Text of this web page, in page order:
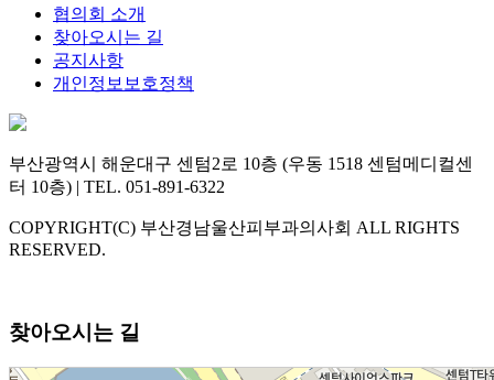
협의회 소개
찾아오시는 길
공지사항
개인정보보호정책
부산광역시 해운대구 센텀2로 10층 (우동 1518 센텀메디컬센
터 10층) | TEL. 051-891-6322
COPYRIGHT(C) 부산경남울산피부과의사회 ALL RIGHTS
RESERVED.
찾아오시는 길